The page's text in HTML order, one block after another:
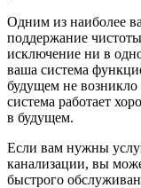
Одним из наиболее
поддержание
исключение ни в
ваша система
будущем не
система работает
в будущем.
Если вам нужны
канализации, вы
быстрого